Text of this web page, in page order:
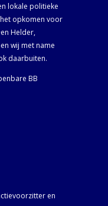
lokale politieke
opkomen voor
Helder,
wij met name
daarbuiten.
BB
en